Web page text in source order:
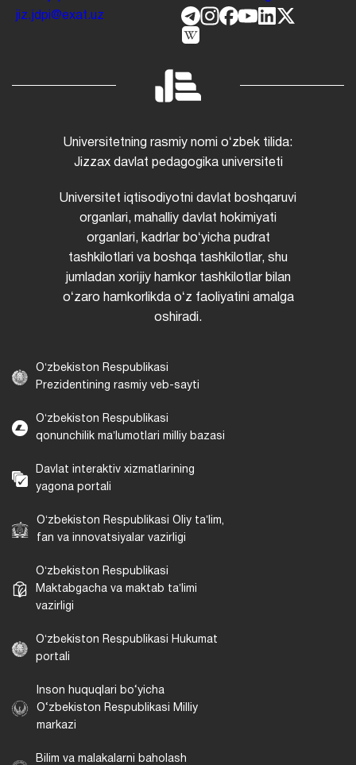
jiz.jdpi@exat.uz
Universitetning rasmiy nomi oʻzbek tilida:
Jizzax davlat pedagogika universiteti
Universitet iqtisodiyotni davlat boshqaruvi
organlari, mahalliy davlat hokimiyati
organlari, kadrlar boʻyicha pudrat
tashkilotlari va boshqa tashkilotlar, shu
jumladan xorijiy hamkor tashkilotlar bilan
oʻzaro hamkorlikda oʻz faoliyatini amalga
oshiradi.
Oʻzbekiston Respublikasi
Prezidentining rasmiy veb-sayti
Oʻzbekiston Respublikasi
qonunchilik maʼlumotlari milliy bazasi
Davlat interaktiv xizmatlarining
yagona portali
Oʻzbekiston Respublikasi Oliy taʼlim,
fan va innovatsiyalar vazirligi
Oʻzbekiston Respublikasi
Maktabgacha va maktab taʼlimi
vazirligi
Oʻzbekiston Respublikasi Hukumat
portali
Inson huquqlari bo‘yicha
O‘zbekiston Respublikasi Milliy
markazi
Bilim va malakalarni baholash